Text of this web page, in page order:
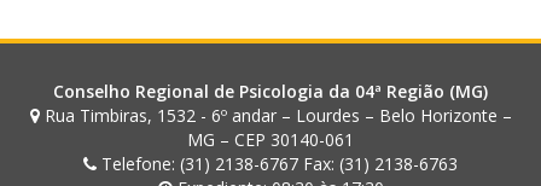
Conselho Regional de Psicologia da 04ª Região (MG)
Rua Timbiras, 1532 - 6º andar – Lourdes – Belo Horizonte –
MG – CEP 30140-061
Telefone: (31) 2138-6767 Fax: (31) 2138-6763